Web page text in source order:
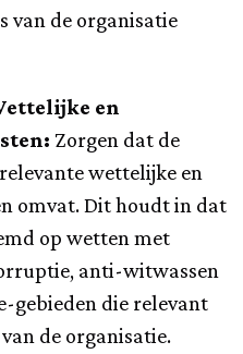
van de organisatie
en
Zorgen dat de
wettelijke en
omvat. Dit houdt in dat
op wetten met
anti-witwassen
gebieden die relevant
de organisatie.